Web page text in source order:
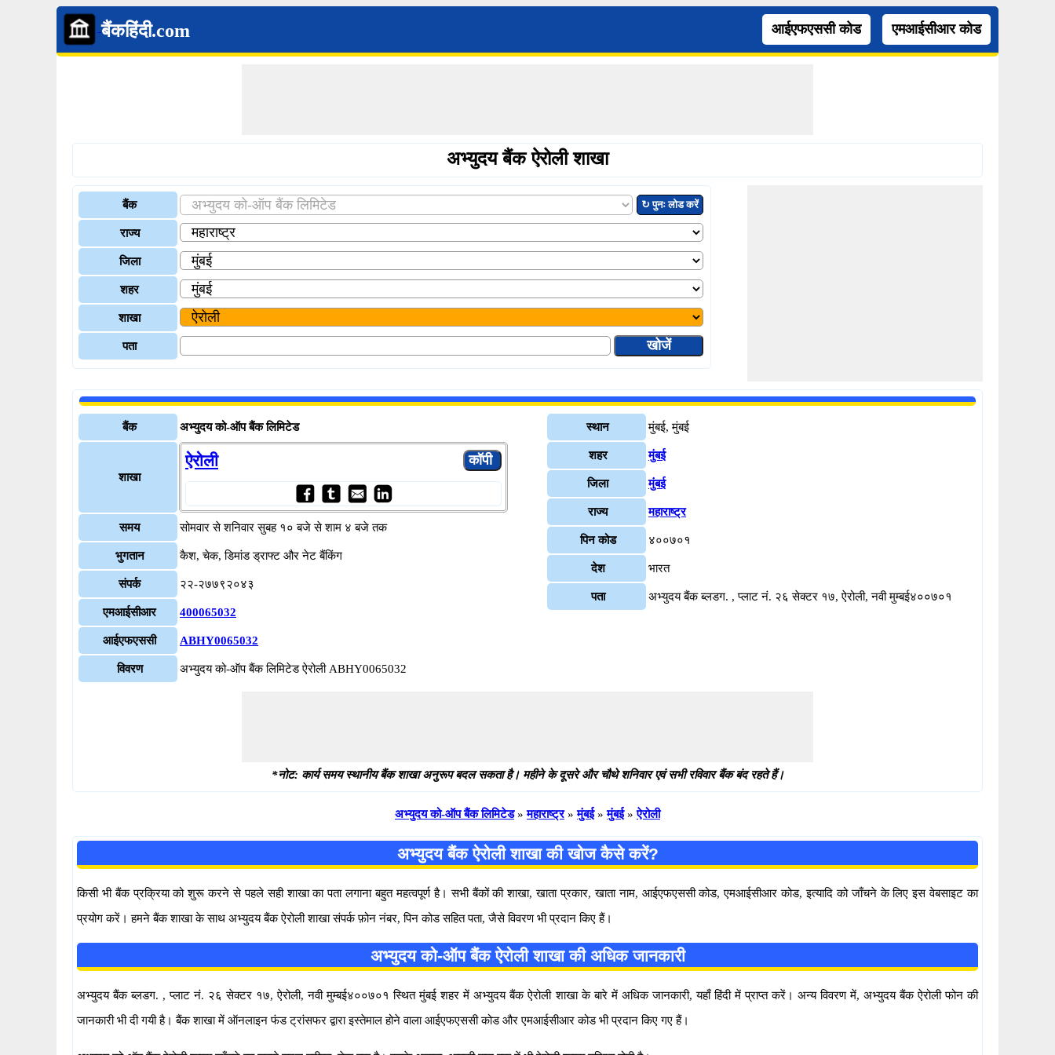
बैंकहिंदी.com आईएफएससी कोड एमआईसीआर कोड
अभ्युदय बैंक ऐरोली शाखा
बैंक ↻ पुनः लोड करें
राज्य
जिला
शहर
शाखा
पता
बैंक अभ्युदय को-ऑप बैंक लिमिटेड
शाखा
ऐरोली
समय सोमवार से शनिवार सुबह १० बजे से शाम ४ बजे तक
भुगतान कैश, चेक, डिमांड ड्राफ्ट और नेट बैंकिंग
संपर्क २२-२७७९२०४३
एमआईसीआर 400065032
आईएफएससी ABHY0065032
विवरण अभ्युदय को-ऑप बैंक लिमिटेड ऐरोली ABHY0065032
स्थान मुंबई, मुंबई
शहर मुंबई
जिला मुंबई
राज्य महाराष्ट्र
पिन कोड ४००७०१
देश भारत
पता अभ्युदय बैंक ब्लडग. , प्लाट नं. २६ सेक्टर १७, ऐरोली, नवी मुम्बई४००७०१
*नोट: कार्य समय स्थानीय बैंक शाखा अनुरूप बदल सकता है। महीने के दूसरे और चौथे शनिवार एवं सभी रविवार बैंक बंद रहते हैं।
अभ्युदय को-ऑप बैंक लिमिटेड » महाराष्ट्र » मुंबई » मुंबई » ऐरोली
अभ्युदय बैंक ऐरोली शाखा की खोज कैसे करें?
किसी भी बैंक प्रक्रिया को शुरू करने से पहले सही शाखा का पता लगाना बहुत महत्वपूर्ण है। सभी बैंकों की शाखा, खाता प्रकार, खाता नाम, आईएफएससी कोड, एमआईसीआर कोड, इत्यादि को जाँचने के लिए इस वेबसाइट का
प्रयोग करें। हमने बैंक शाखा के साथ अभ्युदय बैंक ऐरोली शाखा संपर्क फ़ोन नंबर, पिन कोड सहित पता, जैसे विवरण भी प्रदान किए हैं।
अभ्युदय को-ऑप बैंक ऐरोली शाखा की अधिक जानकारी
अभ्युदय बैंक ब्लडग. , प्लाट नं. २६ सेक्टर १७, ऐरोली, नवी मुम्बई४००७०१ स्थित मुंबई शहर में अभ्युदय बैंक ऐरोली शाखा के बारे में अधिक जानकारी, यहाँ हिंदी में प्राप्त करें। अन्य विवरण में, अभ्युदय बैंक ऐरोली फोन की
जानकारी भी दी गयी है। बैंक शाखा में ऑनलाइन फंड ट्रांसफर द्वारा इस्तेमाल होने वाला आईएफएससी कोड और एमआईसीआर कोड भी प्रदान किए गए हैं।